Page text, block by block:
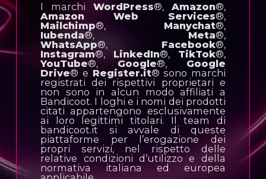
I marchi WordPress®, Amazon®,
Amazon Web Services®,
Mailchimp®, Manychat®,
Iubenda®, Meta®,
WhatsApp®, Facebook®,
Instagram®, LinkedIn®, TikTok®,
YouTube®, Google®, Google
Drive® e Register.it® sono marchi
registrati dei rispettivi proprietari e
non sono in alcun modo affiliati a
Bandicoot. I loghi e i nomi dei prodotti
citati appartengono esclusivamente
ai loro legittimi titolari. Il team di
bandicoot.it si avvale di queste
piattaforme per l’erogazione dei
propri servizi, nel rispetto delle
relative condizioni d’utilizzo e della
normativa italiana ed europea